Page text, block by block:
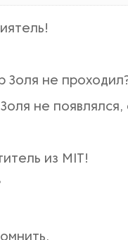
Золя не
не
из MIT!